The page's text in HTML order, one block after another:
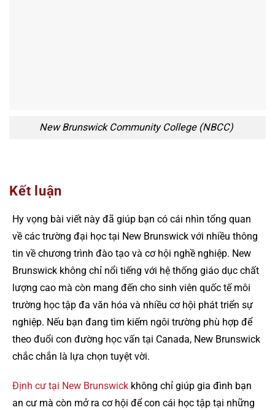
New Brunswick Community College (NBCC)
Kết luận
Hy vọng bài viết này đã giúp bạn có cái nhìn tổng quan
về các trường đại học tại New Brunswick với nhiều thông
tin về chương trình đào tạo và cơ hội nghề nghiệp. New
Brunswick không chỉ nổi tiếng với hệ thống giáo dục chất
lượng cao mà còn mang đến cho sinh viên quốc tế môi
trường học tập đa văn hóa và nhiều cơ hội phát triển sự
nghiệp. Nếu bạn đang tìm kiếm ngôi trường phù hợp để
theo đuổi con đường học vấn tại Canada, New Brunswick
chắc chắn là lựa chọn tuyệt vời.
Định cư tại New Brunswick không chỉ giúp gia đình bạn
an cư mà còn mở ra cơ hội để con cái học tập tại những